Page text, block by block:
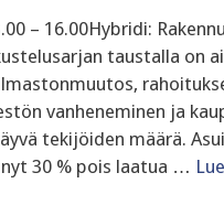
– 16.00Hybridi:
taustalla
vanheneminen ja
tekijöiden määrä.
30 % pois laatua …